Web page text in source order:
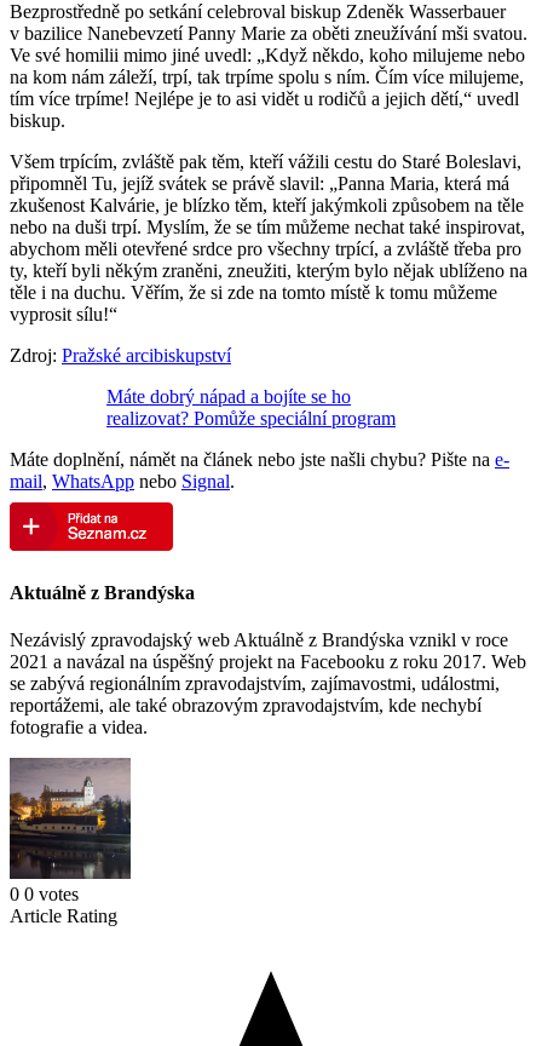
Bezprostředně po setkání celebroval biskup Zdeněk Wasserbauer
v bazilice Nanebevzetí Panny Marie za oběti zneužívání mši svatou.
Ve své homilii mimo jiné uvedl: „Když někdo, koho milujeme nebo
na kom nám záleží, trpí, tak trpíme spolu s ním. Čím více milujeme,
tím více trpíme! Nejlépe je to asi vidět u rodičů a jejich dětí,“ uvedl
biskup.
Všem trpícím, zvláště pak těm, kteří vážili cestu do Staré Boleslavi,
připomněl Tu, jejíž svátek se právě slavil: „Panna Maria, která má
zkušenost Kalvárie, je blízko těm, kteří jakýmkoli způsobem na těle
nebo na duši trpí. Myslím, že se tím můžeme nechat také inspirovat,
abychom měli otevřené srdce pro všechny trpící, a zvláště třeba pro
ty, kteří byli někým zraněni, zneužiti, kterým bylo nějak ublíženo na
těle i na duchu. Věřím, že si zde na tomto místě k tomu můžeme
vyprosit sílu!“
Zdroj: Pražské arcibiskupství
Máte dobrý nápad a bojíte se ho
realizovat? Pomůže speciální program
Máte doplnění, námět na článek nebo jste našli chybu? Pište na e-
mail, WhatsApp nebo Signal.
Aktuálně z Brandýska
Nezávislý zpravodajský web Aktuálně z Brandýska vznikl v roce
2021 a navázal na úspěšný projekt na Facebooku z roku 2017. Web
se zabývá regionálním zpravodajstvím, zajímavostmi, událostmi,
reportážemi, ale také obrazovým zpravodajstvím, kde nechybí
fotografie a videa.
0 0 votes
Article Rating